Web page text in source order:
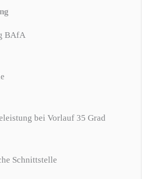
BAfA
bei Vorlauf 35 Grad
Schnittstelle